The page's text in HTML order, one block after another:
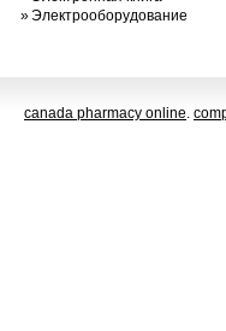
»Электрооборудование
canada pharmacy online.